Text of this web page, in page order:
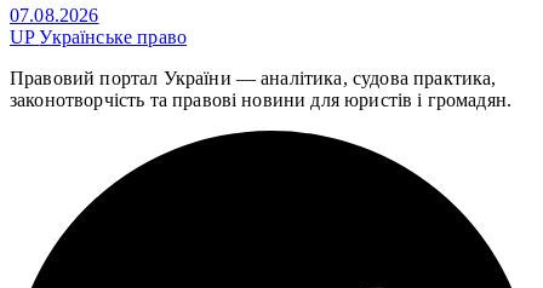
07.08.2026
UPУкраїнське право
Правовий портал України — аналітика, судова практика,
законотворчість та правові новини для юристів і громадян.